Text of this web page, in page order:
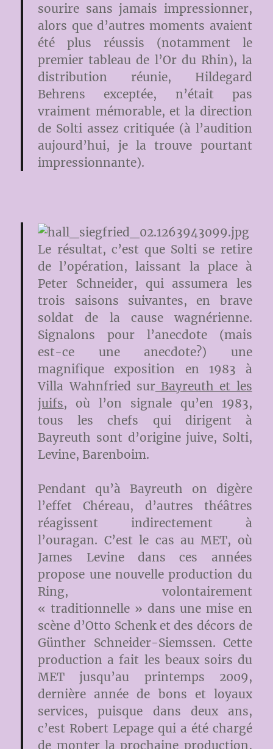
sourire sans jamais impressionner,
alors que d’autres moments avaient
été plus réussis (notamment le
premier tableau de l’Or du Rhin), la
distribution réunie, Hildegard
Behrens exceptée, n’était pas
vraiment mémorable, et la direction
de Solti assez critiquée (à l’audition
aujourd’hui, je la trouve pourtant
impressionnante).
Le résultat, c’est que Solti se retire
de l’opération, laissant la place à
Peter Schneider, qui assumera les
trois saisons suivantes, en brave
soldat de la cause wagnérienne.
Signalons pour l’anecdote (mais
est-ce une anecdote?) une
magnifique exposition en 1983 à
Villa Wahnfried surBayreuth et les
juifs, où l’on signale qu’en 1983,
tous les chefs qui dirigent à
Bayreuth sont d’origine juive, Solti,
Levine, Barenboim.
Pendant qu’à Bayreuth on digère
l’effet Chéreau, d’autres théâtres
réagissent indirectement à
l’ouragan. C’est le cas au MET, où
James Levine dans ces années
propose une nouvelle production du
Ring, volontairement
« traditionnelle » dans une mise en
scène d’Otto Schenk et des décors de
Günther Schneider-Siemssen. Cette
production a fait les beaux soirs du
MET jusqu’au printemps 2009,
dernière année de bons et loyaux
services, puisque dans deux ans,
c’est Robert Lepage qui a été chargé
de monter la prochaine production,